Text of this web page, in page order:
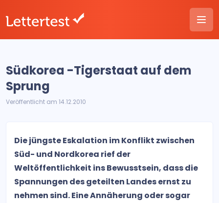
Südkorea -Tigerstaat auf dem
Sprung
Veröffentlicht am 14.12.2010
Die jüngste Eskalation im Konflikt zwischen
Süd- und Nordkorea rief der
Weltöffentlichkeit ins Bewusstsein, dass die
Spannungen des geteilten Landes ernst zu
nehmen sind. Eine Annäherung oder sogar